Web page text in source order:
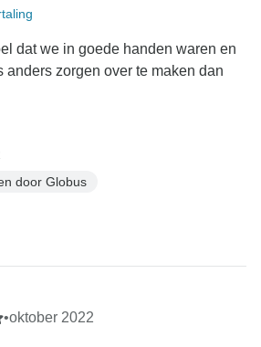
dat we in goede handen waren en
anders zorgen over te maken dan
door Globus
•oktober 2022